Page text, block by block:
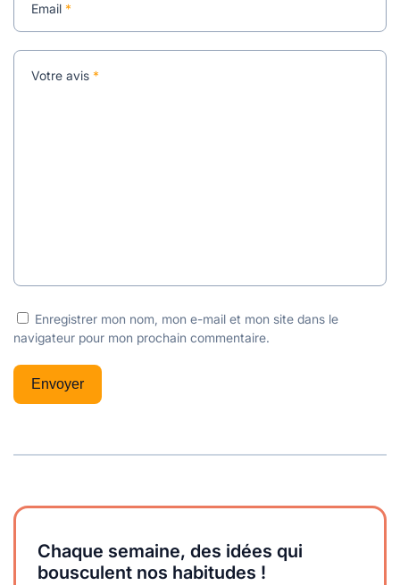
Votre avis *
Email *
Enregistrer mon nom, mon e-mail et mon site dans le
navigateur pour mon prochain commentaire.
Chaque semaine, des idées qui
bousculent nos habitudes !